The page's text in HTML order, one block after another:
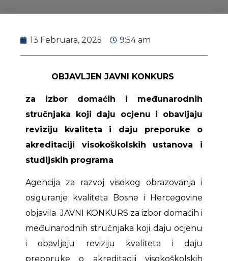
13 Februara, 2025 9:54 am
OBJAVLJEN JAVNI KONKURS
za izbor domaćih i međunarodnih
stručnjaka koji daju ocjenu i obavljaju
reviziju kvaliteta i daju preporuke o
akreditaciji visokoškolskih ustanova i
studijskih programa
Agencija za razvoj visokog obrazovanja i
osiguranje kvaliteta Bosne i Hercegovine
objavila JAVNI KONKURS za izbor domaćih i
međunarodnih stručnjaka koji daju ocjenu
i obavljaju reviziju kvaliteta i daju
preporuke o akreditaciji visokoškolskih